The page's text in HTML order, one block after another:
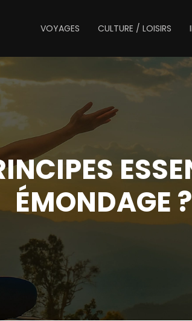
VOYAGES CULTURE / LOISIRS
ÉMONDAGE ?